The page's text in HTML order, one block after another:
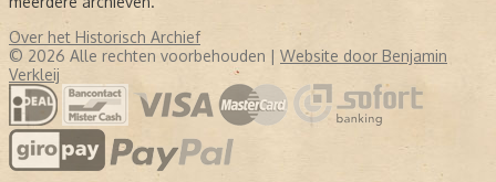
Over het Historisch Archief
© 2026 Alle rechten voorbehouden | Website door Benjamin
Verkleij